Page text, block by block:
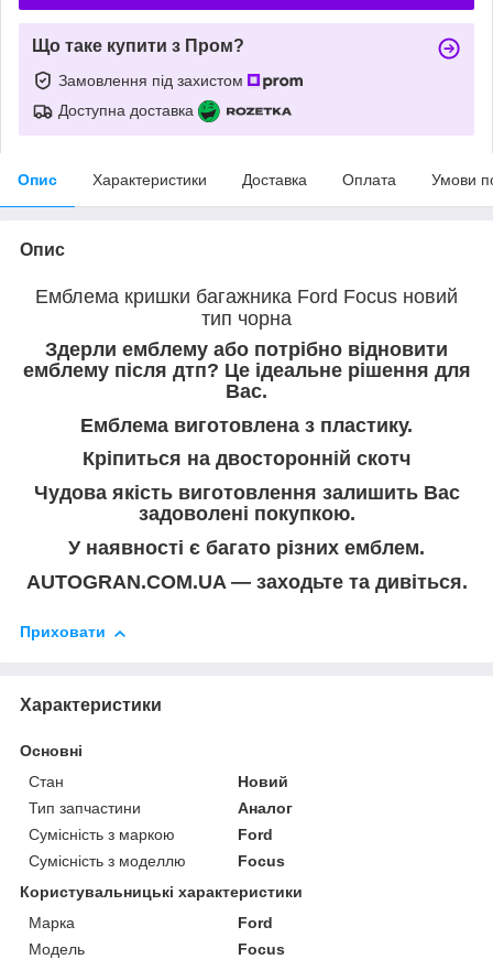
Що таке купити з Пром?
Замовлення під захистом
Доступна доставка
Опис Характеристики Доставка Оплата Умови
Опис
Емблема кришки багажника Ford Focus новий
тип чорна
Здерли емблему або потрібно відновити
емблему після дтп? Це ідеальне рішення для
Вас.
Емблема виготовлена з пластику.
Кріпиться на двосторонній скотч
Чудова якість виготовлення залишить Вас
задоволені покупкою.
У наявності є багато різних емблем.
AUTOGRAN.COM.UA — заходьте та дивіться.
Приховати
Характеристики
Основні
Стан
Новий
Тип запчастини
Аналог
Сумісність з маркою
Ford
Сумісність з моделлю
Focus
Користувальницькі характеристики
Марка
Ford
Модель
Focus